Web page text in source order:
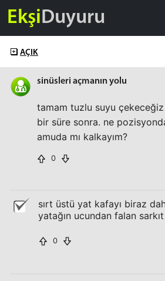
EkşiDuyuru
AÇIK
sinüsleri açmanın yolu
tamam tuzlu suyu
bir süre sonra. ne
amuda mı kalkayım?
0
sırt üstü yat kafayı biraz
yatağın ucundan falan sarkıt
0